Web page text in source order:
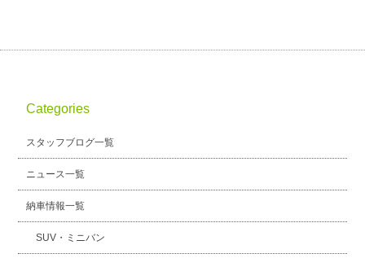
Categories
スタッフブログ一覧
ニュース一覧
納車情報一覧
SUV・ミニバン